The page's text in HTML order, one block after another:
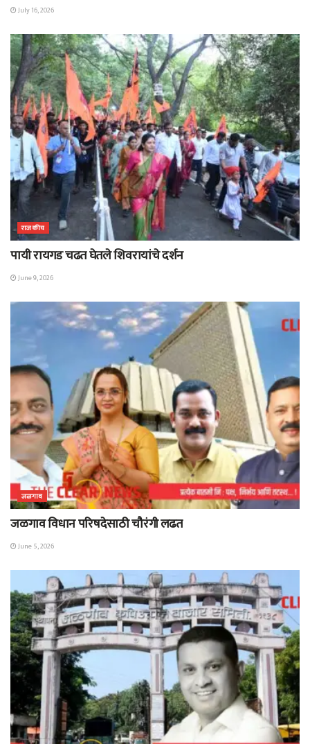
July 16, 2026
राजकीय
पायी रायगड चढत घेतले शिवरायांचे दर्शन
June 9, 2026
जळगाव
जळगाव विधान परिषदेसाठी चौरंगी लढत
June 5, 2026